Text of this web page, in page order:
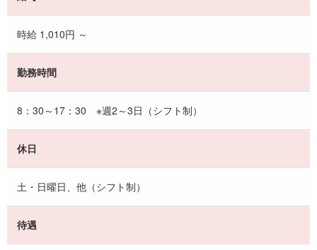
時給 1,010円 ～
勤務時間
8：30～17：30 ※週2～3日（シフト制）
休日
土・日曜日、他（シフト制）
待遇